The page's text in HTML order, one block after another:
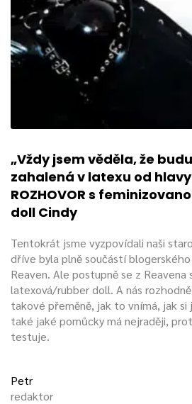
„Vždy jsem věděla, že
zahalená v latexu od
ROZHOVOR s
doll Cindy
Tentokrát jsme vyzpovídali naši
dříve byla plně součástí blogerského
Reaven. Ale postupně se z Reavena
latexová/rubber doll. A nás
takové přeměně, jak to vnímá, jak si
také jaké pomůcky má nejraději,
testuje.
Petr
redaktor